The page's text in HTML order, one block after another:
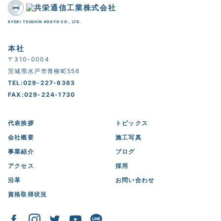
KYOEI TSUSHIN KOGYO CO., LTD.
本社
〒310-0004
茨城県水戸市青柳町556
TEL:029-227-6363
FAX:029-224-1730
代表挨拶
会社概要
事業紹介
アクセス
沿革
資格取得状況
トピックス
施工写真
ブログ
採用
お問い合わせ